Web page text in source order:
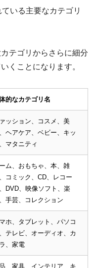
いる主要なカテゴリ
テゴリからさらに細分
くことになります。
的なカテゴリ名
ッション、コスメ、美
ヘアケア、ベビー、キッ
マタニティ
ム、おもちゃ、本、雑
コミック、CD、レコー
DVD、映像ソフト、楽
手芸、コレクション
ホ、タブレット、パソコ
テレビ、オーディオ、カ
、家電
、家具、インテリア、キ